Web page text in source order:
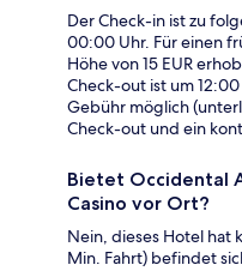
Der Check-in ist zu
00:00 Uhr. Für einen
Höhe von 15 EUR
Check-out ist um
Gebühr möglich
Check-out und ein
Bietet Occidental
Casino vor Ort?
Nein, dieses Hotel hat
Min. Fahrt) befindet